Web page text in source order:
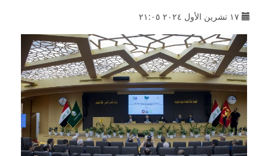
١٧ تشرين الأول ٢٠٢٤ ٢١:٠٥